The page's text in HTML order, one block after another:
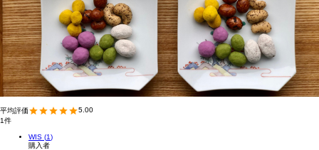
5.00
1
WIS
1
購入者